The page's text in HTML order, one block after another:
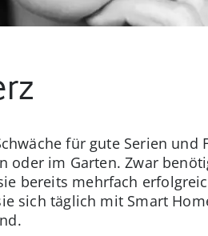
für gute Serien und
oder im Garten. Zwar
bereits mehrfach
sich täglich mit Smart